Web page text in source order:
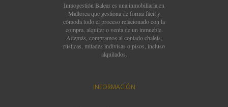
Inmogestión Balear es una inmobiliaria en
Mallorca que gestiona de forma fácil y
cómoda todo el proceso relacionado con la
compra, alquiler o venta de un inmueble.
Además, compramos al contado chalets,
rústicas, mitades indivisas o pisos, incluso
alquilados.
INFORMACIÓN